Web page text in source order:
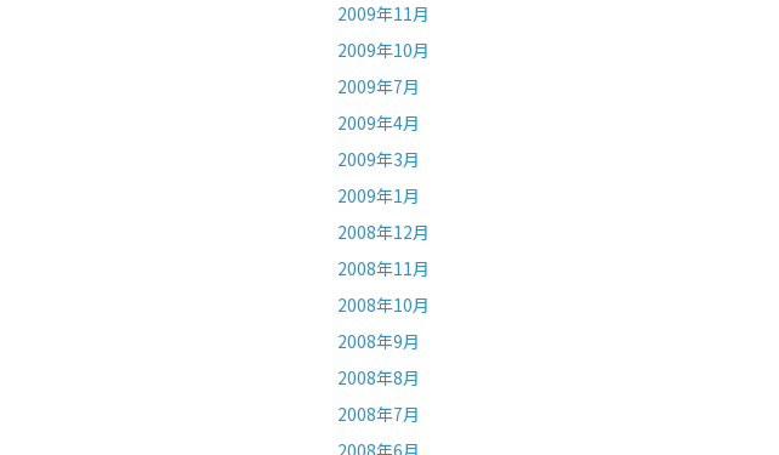
2009年11月
2009年10月
2009年7月
2009年4月
2009年3月
2009年1月
2008年12月
2008年11月
2008年10月
2008年9月
2008年8月
2008年7月
2008年6月